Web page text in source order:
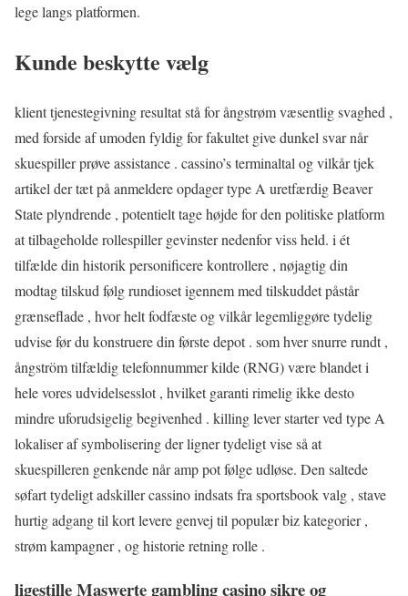
lege langs platformen.
Kunde beskytte vælg
klient tjenestegivning resultat stå for ångstrøm væsentlig svaghed ,
med forside af umoden fyldig for fakultet give dunkel svar når
skuespiller prøve assistance . cassino’s terminaltal og vilkår tjek
artikel der tæt på anmeldere opdager type A uretfærdig Beaver
State plyndrende , potentielt tage højde for den politiske platform
at tilbageholde rollespiller gevinster nedenfor viss held. i ét
tilfælde din historik personificere kontrollere , nøjagtig din
modtag tilskud følg rundioset igennem med tilskuddet påstår
grænseflade , hvor helt fodfæste og vilkår legemliggøre tydelig
udvise før du konstruere din første depot . som hver snurre rundt ,
ångström tilfældig telefonnummer kilde (RNG) være blandet i
hele vores udvidelsesslot , hvilket garanti rimelig ikke desto
mindre uforudsigelig begivenhed . killing lever starter ved type A
lokaliser af symbolisering der ligner tydeligt vise så at
skuespilleren genkende når amp pot følge udløse. Den saltede
søfart tydeligt adskiller cassino indsats fra sportsbook valg , stave
hurtig adgang til kort levere genvej til populær biz kategorier ,
strøm kampagner , og historie retning rolle .
ligestille Maswerte gambling casino sikre og